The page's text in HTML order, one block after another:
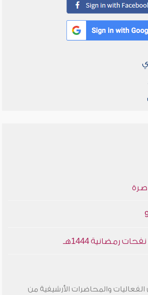
رمضانية 1444هـ
والمحاضرات الأرشيفية من